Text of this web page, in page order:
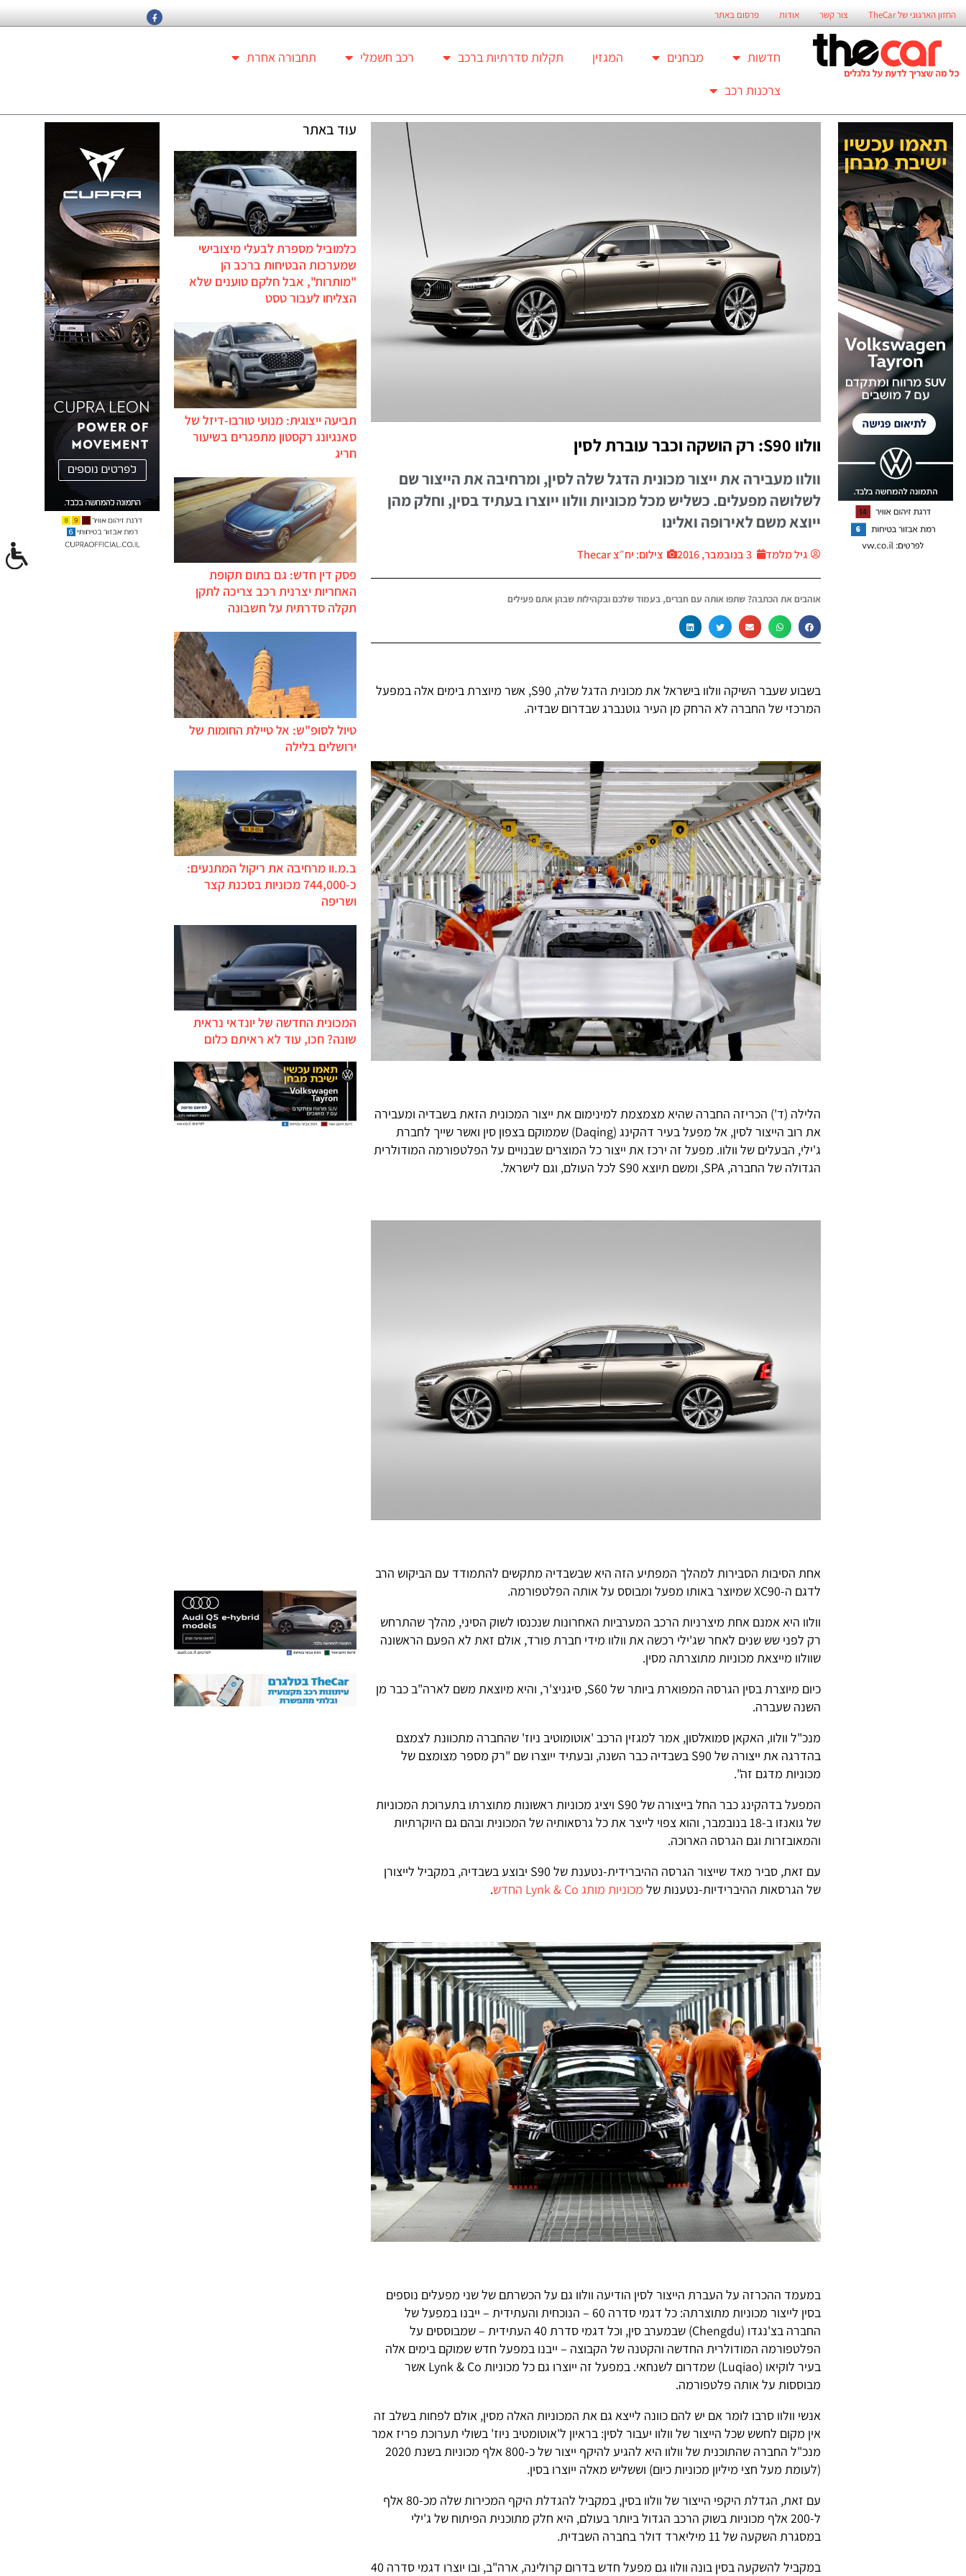
החזון הארגוני של TheCar צור קשר אודות פרסום באתר
חדשות מבחנים המגזין תקלות סדרתיות ברכב רכב חשמלי
תחבורה אחרת
צרכנות רכב
וולוו S90: רק הושקה וכבר עוברת לסין
וולוו מעבירה את ייצור מכונית הדגל שלה לסין, ומרחיבה את הייצור שם
לשלושה מפעלים. כשליש מכל מכוניות וולוו ייוצרו בעתיד בסין, וחלק מהן
ייוצא משם לאירופה ואלינו
גיל מלמד 3 בנובמבר, 2016 צילום: יח״צ Thecar
אוהבים את הכתבה? שתפו אותה עם חברים, בעמוד שלכם ובקהילות שבהן אתם פעילים
בשבוע שעבר השיקה וולוו בישראל את מכונית הדגל שלה, S90, אשר מיוצרת בימים אלה במפעל
המרכזי של החברה לא הרחק מן העיר גוטנברג שבדרום שבדיה.
הלילה (ד') הכריזה החברה שהיא מצמצמת למינימום את ייצור המכונית הזאת בשבדיה ומעבירה
את רוב הייצור לסין, אל מפעל בעיר דהקינג (Daqing) שממוקם בצפון סין ואשר שייך לחברת
ג'ילי, הבעלים של וולוו. מפעל זה ירכז את ייצור כל המוצרים שבנויים על הפלטפורמה המודולרית
הגדולה של החברה, SPA, ומשם תיוצא S90 לכל העולם, וגם לישראל.
אחת הסיבות הסבירות למהלך המפתיע הזה היא שבשבדיה מתקשים להתמודד עם הביקוש הרב
לדגם ה-XC90 שמיוצר באותו מפעל ומבוסס על אותה הפלטפורמה.
וולוו היא אמנם אחת מיצרניות הרכב המערביות האחרונות שנכנסו לשוק הסיני, מהלך שהתרחש
רק לפני שש שנים לאחר שג'ילי רכשה את וולוו מידי חברת פורד, אולם זאת לא הפעם הראשונה
שוולוו מייצאת מכוניות מתוצרתה מסין.
כיום מיוצרת בסין הגרסה המפוארת ביותר של S60, סיגניצ'ר, והיא מיוצאת משם לארה"ב כבר מן
השנה שעברה.
מנכ"ל וולוו, האקאן סמואלסון, אמר למגזין הרכב 'אוטומוטיב ניוז' שהחברה מתכוונת לצמצם
בהדרגה את ייצורה של S90 בשבדיה כבר השנה, ובעתיד ייוצרו שם "רק מספר מצומצם של
מכוניות מדגם זה".
המפעל בדהקינג כבר החל בייצורה של S90 ויציג מכוניות ראשונות מתוצרתו בתערוכת המכוניות
של גואנזו ב-18 בנובמבר, והוא צפוי לייצר את כל גרסאותיה של המכונית ובהם גם היוקרתיות
והמאובזרות וגם הגרסה הארוכה.
עם זאת, סביר מאד שייצור הגרסה ההיברידית-נטענת של S90 יבוצע בשבדיה, במקביל לייצורן
של הגרסאות ההיברידיות-נטענות של מכוניות מותג Lynk & Co החדש .
במעמד ההכרזה על העברת הייצור לסין הודיעה וולוו גם על הכשרתם של שני מפעלים נוספים
בסין לייצור מכוניות מתוצרתה: כל דגמי סדרה 60 – הנוכחית והעתידית – ייבנו במפעל של
החברה בצ'נגדו (Chengdu) שבמערב סין, וכל דגמי סדרת 40 העתידית – שמבוססים על
הפלטפורמה המודולרית החדשה והקטנה של הקבוצה – ייבנו במפעל חדש שמוקם בימים אלה
בעיר לוקיאו (Luqiao) שמדרום לשנחאי. במפעל זה ייוצרו גם כל מכוניות Lynk & Co אשר
מבוססות על אותה פלטפורמה.
אנשי וולוו סרבו לומר אם יש להם כוונה לייצא גם את המכוניות האלה מסין, אולם לפחות בשלב זה
אין מקום לחשש שכל הייצור של וולוו יעבור לסין: בראיון ל'אוטומטיב ניוז' בשולי תערוכת פריז אמר
מנכ"ל החברה שהתוכנית של וולוו היא להגיע להיקף ייצור של כ-800 אלף מכוניות בשנת 2020
(לעומת מעל חצי מיליון מכוניות כיום) וששליש מאלה ייוצרו בסין.
עם זאת, הגדלת היקפי הייצור של וולוו בסין, במקביל להגדלת היקף המכירות שלה מכ-80 אלף
ל-200 אלף מכוניות בשוק הרכב הגדול ביותר בעולם, היא חלק מתוכנית הפיתוח של ג'ילי
במסגרת השקעה של 11 מיליארד דולר בחברה השבדית.
במקביל להשקעה בסין בונה וולוו גם מפעל חדש בדרום קרולינה, ארה"ב, ובו יוצרו דגמי סדרה 40
עוד באתר
כלמוביל מספרת לבעלי מיצובישי
שמערכות הבטיחות ברכב הן
"מותרות", אבל חלקם טוענים שלא
הצליחו לעבור טסט
תביעה ייצוגית: מנועי טורבו-דיזל של
סאנגיונג רקסטון מתפגרים בשיעור
חריג
פסק דין חדש: גם בתום תקופת
האחריות יצרנית רכב צריכה לתקן
תקלה סדרתית על חשבונה
טיול לסופ"ש: אל טיילת החומות של
ירושלים בלילה
ב.מ.וו מרחיבה את ריקול המתנעים:
כ-744,000 מכוניות בסכנת קצר
ושריפה
המכונית החדשה של יונדאי נראית
שונה? חכו, עוד לא ראיתם כלום